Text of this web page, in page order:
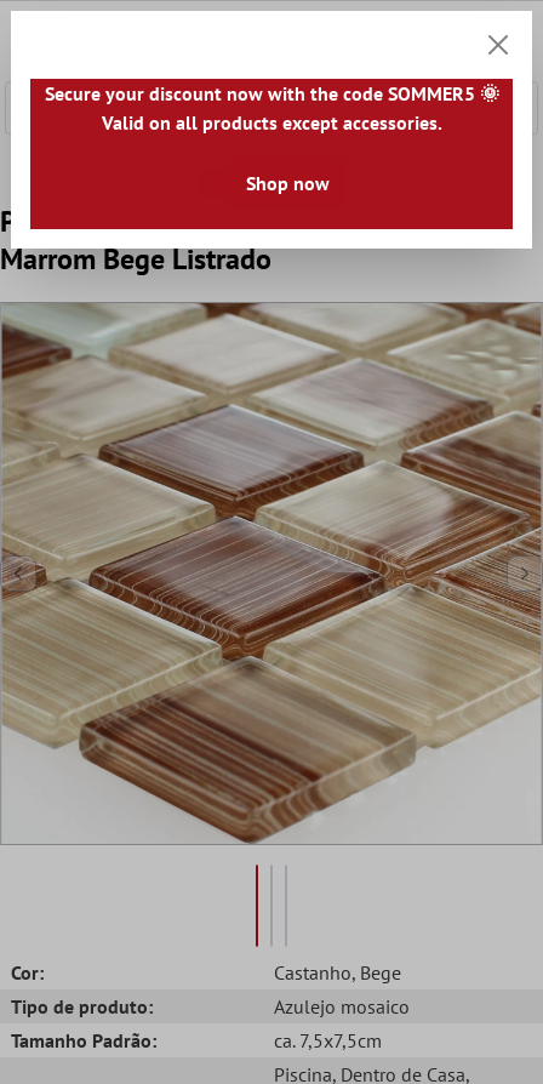
Padrão Vidro Azulejo Mosaico Lafayette
Marrom Bege Listrado
Cor: Castanho, Bege
Tipo de produto:
Azulejo mosaico
Tamanho Padrão:
ca. 7,5x7,5cm
Piscina, Dentro de Casa,
Secure your discount now with the code SOMMER5 🌞
Valid on all products except accessories.
Shop now